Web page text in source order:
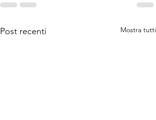
Post recenti Mostra tutti